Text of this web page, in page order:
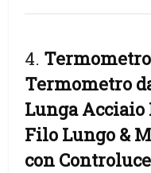
4.
Termometro
Lunga Acciaio
Filo Lungo &
con